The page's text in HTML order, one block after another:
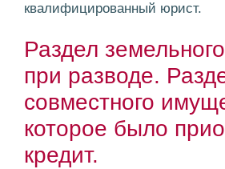
квалифицированный юрист.
Раздел
при разводе.
совместного
которое было
кредит.